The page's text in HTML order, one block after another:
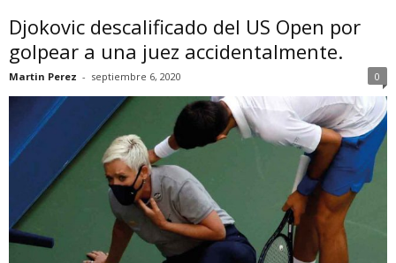
Djokovic descalificado del US Open por
golpear a una juez accidentalmente.
Martin Perez - septiembre 6, 2020 0